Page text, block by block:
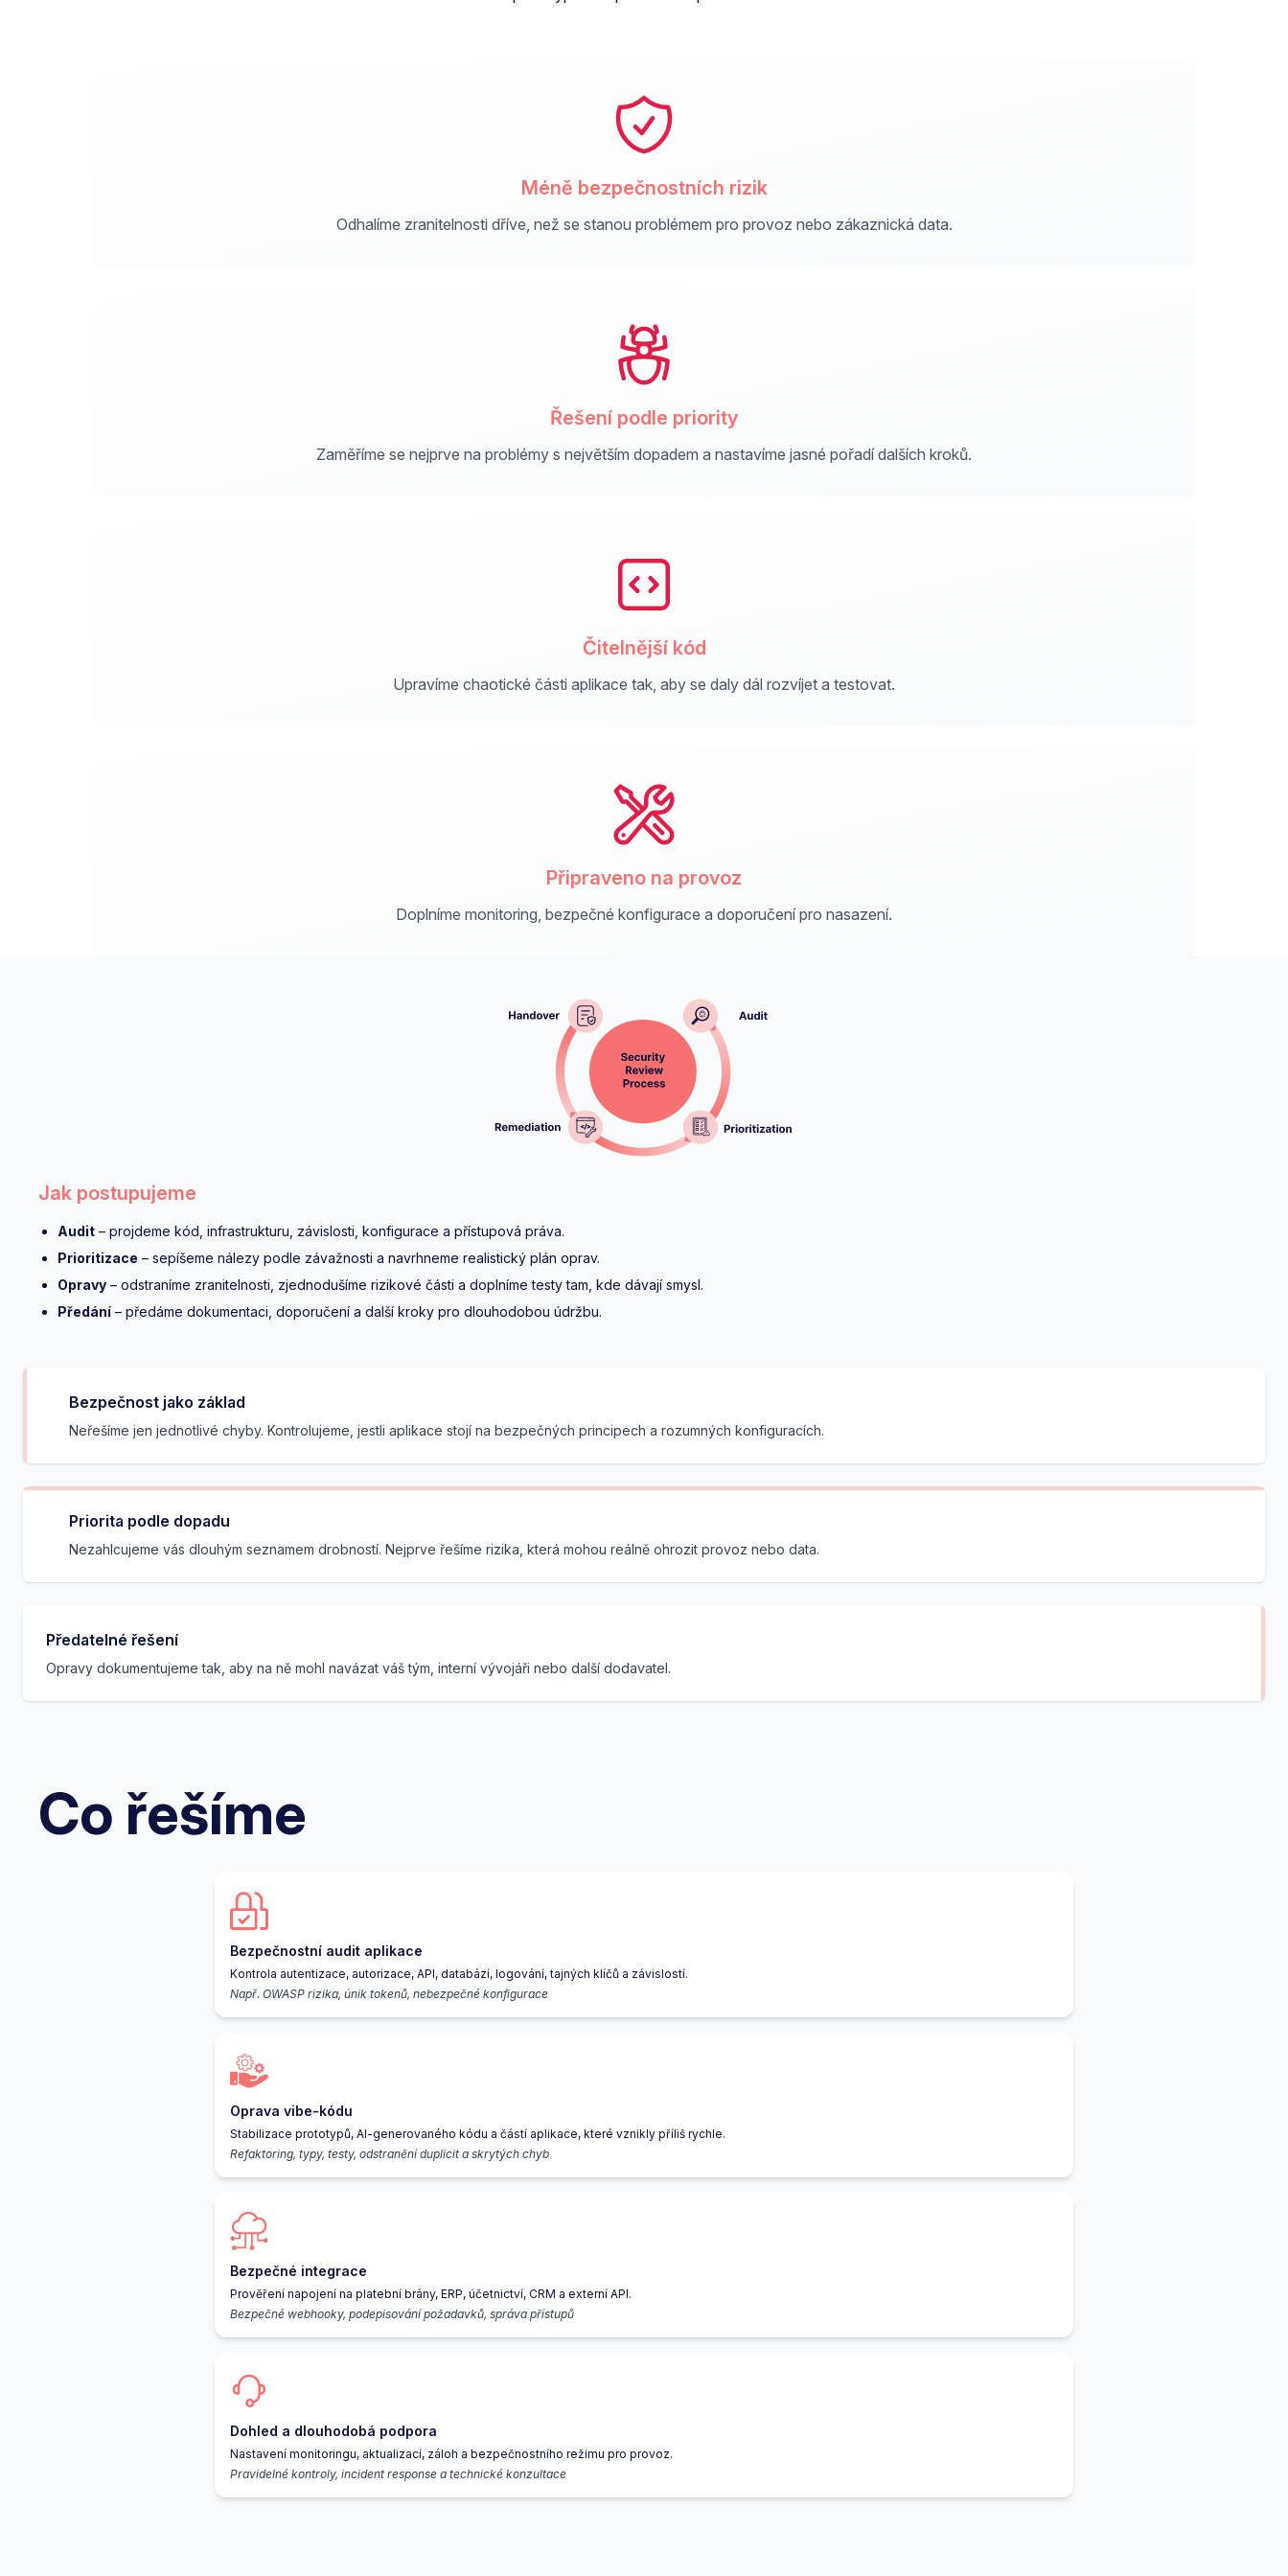
Méně bezpečnostních rizik
Odhalíme zranitelnosti dříve, než se stanou problémem pro provoz nebo zákaznická data.
Řešení podle priority
Zaměříme se nejprve na problémy s největším dopadem a nastavíme jasné pořadí dalších kroků.
Čitelnější kód
Upravíme chaotické části aplikace tak, aby se daly dál rozvíjet a testovat.
Připraveno na provoz
Doplníme monitoring, bezpečné konfigurace a doporučení pro nasazení.
Jak postupujeme
Audit – projdeme kód, infrastrukturu, závislosti, konfigurace a přístupová práva.
Prioritizace – sepíšeme nálezy podle závažnosti a navrhneme realistický plán oprav.
Opravy – odstraníme zranitelnosti, zjednodušíme rizikové části a doplníme testy tam, kde dávají smysl.
Předání – předáme dokumentaci, doporučení a další kroky pro dlouhodobou údržbu.
Bezpečnost jako základ
Neřešíme jen jednotlivé chyby. Kontrolujeme, jestli aplikace stojí na bezpečných principech a rozumných konfiguracích.
Priorita podle dopadu
Nezahlcujeme vás dlouhým seznamem drobností. Nejprve řešíme rizika, která mohou reálně ohrozit provoz nebo data.
Předatelné řešení
Opravy dokumentujeme tak, aby na ně mohl navázat váš tým, interní vývojáři nebo další dodavatel.
Co řešíme
Bezpečnostní audit aplikace
Kontrola autentizace, autorizace, API, databází, logování, tajných klíčů a závislostí.
Např. OWASP rizika, únik tokenů, nebezpečné konfigurace
Oprava vibe-kódu
Stabilizace prototypů, AI-generovaného kódu a částí aplikace, které vznikly příliš rychle.
Refaktoring, typy, testy, odstranění duplicit a skrytých chyb
Bezpečné integrace
Prověření napojení na platební brány, ERP, účetnictví, CRM a externí API.
Bezpečné webhooky, podepisování požadavků, správa přístupů
Dohled a dlouhodobá podpora
Nastavení monitoringu, aktualizací, záloh a bezpečnostního režimu pro provoz.
Pravidelné kontroly, incident response a technické konzultace